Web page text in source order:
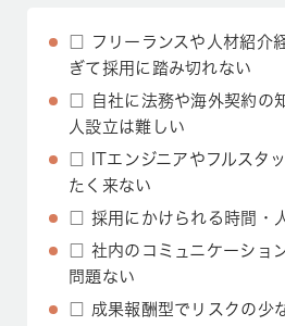
□ フリーランスや人材紹介
ぎて採用に踏み切れない
□ 自社に法務や海外契約の
人設立は難しい
□ ITエンジニアやフルスタ
たく来ない
□ 採用にかけられる時間・
□ 社内のコミュニケーショ
問題ない
□ 成果報酬型でリスクの少